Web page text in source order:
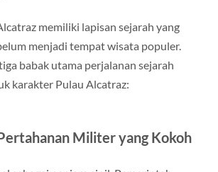
memiliki lapisan sejarah yang
menjadi tempat wisata populer.
babak utama perjalanan sejarah
karakter Pulau Alcatraz:
Militer yang Kokoh